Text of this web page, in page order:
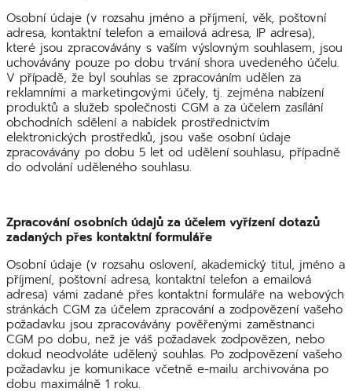
Osobní údaje (v rozsahu jméno a příjmení, věk, poštovní
adresa, kontaktní telefon a emailová adresa, IP adresa),
které jsou zpracovávány s vaším výslovným souhlasem, jsou
uchovávány pouze po dobu trvání shora uvedeného účelu.
V případě, že byl souhlas se zpracováním udělen za
reklamními a marketingovými účely, tj. zejména nabízení
produktů a služeb společnosti CGM a za účelem zasílání
obchodních sdělení a nabídek prostřednictvím
elektronických prostředků, jsou vaše osobní údaje
zpracovávány po dobu 5 let od udělení souhlasu, případně
do odvolání uděleného souhlasu.
Zpracování osobních údajů za účelem vyřízení dotazů
zadaných přes kontaktní formuláře
Osobní údaje (v rozsahu oslovení, akademický titul, jméno a
příjmení, poštovní adresa, kontaktní telefon a emailová
adresa) vámi zadané přes kontaktní formuláře na webových
stránkách CGM za účelem zpracování a zodpovězení vašeho
požadavku jsou zpracovávány pověřenými zaměstnanci
CGM po dobu, než je váš požadavek zodpovězen, nebo
dokud neodvoláte udělený souhlas. Po zodpovězení vašeho
požadavku je komunikace včetně e-mailu archivována po
dobu maximálně 1 roku.